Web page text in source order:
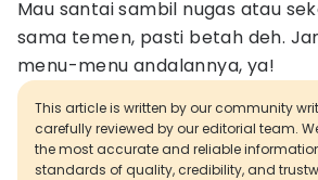
Mau santai sambil nugas atau
sama temen, pasti betah deh.
menu-menu andalannya, ya!
This article is written by our community
carefully reviewed by our editorial team.
the most accurate and reliable
standards of quality, credibility, and